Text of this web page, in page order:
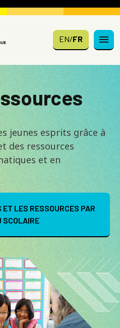
EN/FR
jeunes esprits grâce à
des ressources
et en
LES RESSOURCES PAR
SCOLAIRE